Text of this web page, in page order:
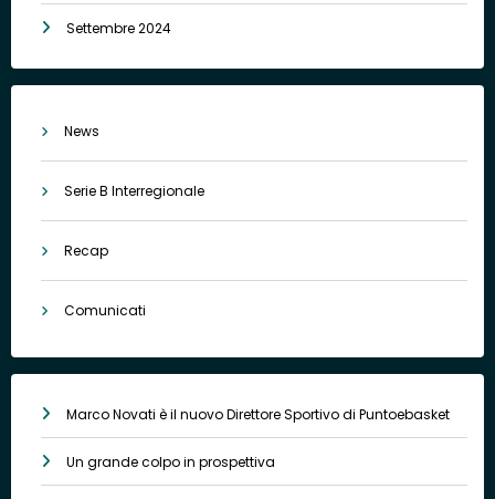
Settembre 2024
News
Serie B Interregionale
Recap
Comunicati
Marco Novati è il nuovo Direttore Sportivo di Puntoebasket
Un grande colpo in prospettiva